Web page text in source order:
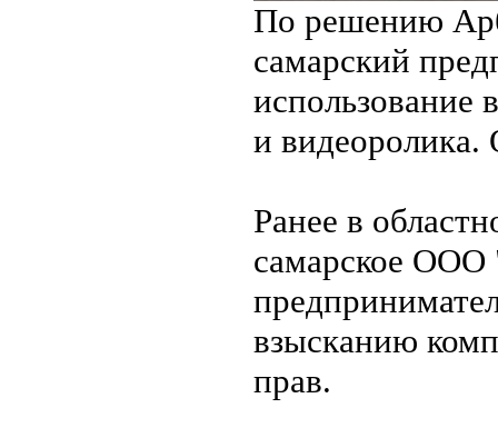
По решению
самарский
использование
и видеоролика.
Ранее в
самарское ООО
взысканию
прав.